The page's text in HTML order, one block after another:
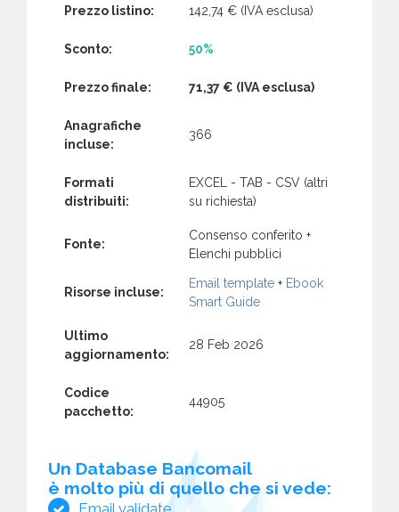
Prezzo listino: 142,74 € (IVA esclusa)
Sconto: 50%
Prezzo finale: 71,37 € (IVA esclusa)
Anagrafiche
incluse:
366
Formati
distribuiti:
EXCEL - TAB - CSV (altri
su richiesta)
Fonte:
Consenso conferito +
Elenchi pubblici
Risorse incluse:
Email template + Ebook
Smart Guide
Ultimo
aggiornamento:
28 Feb 2026
Codice
pacchetto:
44905
Un Database Bancomail
è molto più di quello che si vede:
Email validate